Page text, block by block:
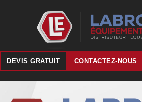
DEVIS GRATUIT CONTACTEZ-NOUS